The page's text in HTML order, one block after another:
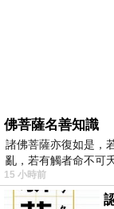
佛菩薩名善知識
諸佛菩薩亦復如是，
亂，若有觸者命不可
受
15 小時前